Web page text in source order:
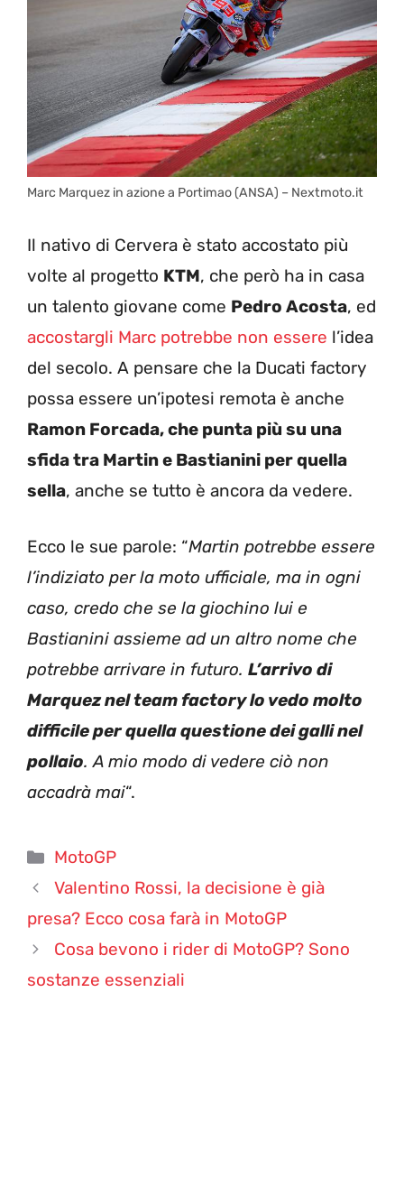
Marc Marquez in azione a Portimao (ANSA) – Nextmoto.it
Il nativo di Cervera è stato accostato più
volte al progetto KTM, che però ha in casa
un talento giovane come Pedro Acosta, ed
accostargli Marc potrebbe non essere l’idea
del secolo. A pensare che la Ducati factory
possa essere un’ipotesi remota è anche
Ramon Forcada, che punta più su una
sfida tra Martin e Bastianini per quella
sella, anche se tutto è ancora da vedere.
Ecco le sue parole: “Martin potrebbe essere
l’indiziato per la moto ufficiale, ma in ogni
caso, credo che se la giochino lui e
Bastianini assieme ad un altro nome che
potrebbe arrivare in futuro. L’arrivo di
Marquez nel team factory lo vedo molto
difficile per quella questione dei galli nel
pollaio. A mio modo di vedere ciò non
accadrà mai“.
Categorie
MotoGP
Valentino Rossi, la decisione è già
presa? Ecco cosa farà in MotoGP
Cosa bevono i rider di MotoGP? Sono
sostanze essenziali